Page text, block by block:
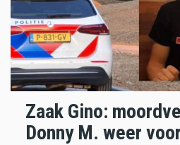
Zaak Gino:
Donny M. weer